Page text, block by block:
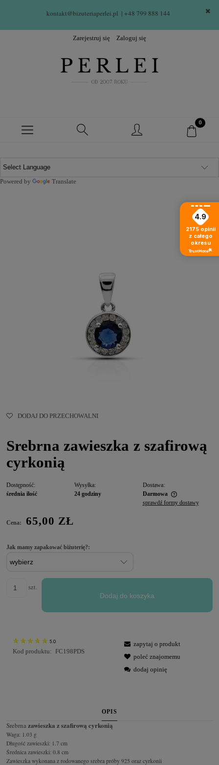
kontakt@bizuteriaperlei.pl | +48 799 888 144
Zarejestruj się Zaloguj się
Powered by Translate
DODAJ DO PRZECHOWALNI
Srebrna zawieszka z szafirową
cyrkonią
Dostępność:
średnia ilość
Wysyłka:
24 godziny
Dostawa:
Darmowa
sprawdź formy dostawy
Cena: 65,00 ZŁ
Jak mamy zapakować biżuterię?:
szt.
Dodaj do koszyka
5.0
Kod produktu: FC198PDS
zapytaj o produkt
poleć znajomemu
dodaj opinię
OPIS
Srebrna zawieszka z szafirową cyrkonią
Waga: 1.03 g
Długość zawieszki: 1.7 cm
Średnica zawieszki: 0.8 cm
Zawieszka wykonana z rodowanego srebra próby 925 oraz cyrkonii
4.9
2175 opinii
z całego
okresu